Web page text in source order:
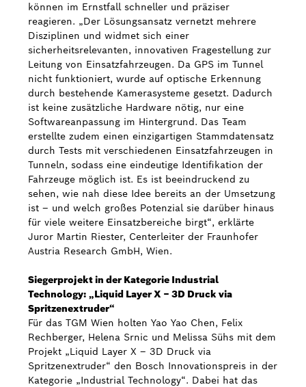
können im Ernstfall schneller und präziser
reagieren. „Der Lösungsansatz vernetzt mehrere
Disziplinen und widmet sich einer
sicherheitsrelevanten, innovativen Fragestellung zur
Leitung von Einsatzfahrzeugen. Da GPS im Tunnel
nicht funktioniert, wurde auf optische Erkennung
durch bestehende Kamerasysteme gesetzt. Dadurch
ist keine zusätzliche Hardware nötig, nur eine
Softwareanpassung im Hintergrund. Das Team
erstellte zudem einen einzigartigen Stammdatensatz
durch Tests mit verschiedenen Einsatzfahrzeugen in
Tunneln, sodass eine eindeutige Identifikation der
Fahrzeuge möglich ist. Es ist beeindruckend zu
sehen, wie nah diese Idee bereits an der Umsetzung
ist – und welch großes Potenzial sie darüber hinaus
für viele weitere Einsatzbereiche birgt“, erklärte
Juror Martin Riester, Centerleiter der Fraunhofer
Austria Research GmbH, Wien.
Siegerprojekt in der Kategorie Industrial
Technology: „Liquid Layer X – 3D Druck via
Spritzenextruder“
Für das TGM Wien holten Yao Yao Chen, Felix
Rechberger, Helena Srnic und Melissa Sühs mit dem
Projekt „Liquid Layer X – 3D Druck via
Spritzenextruder“ den Bosch Innovationspreis in der
Kategorie „Industrial Technology“. Dabei hat das